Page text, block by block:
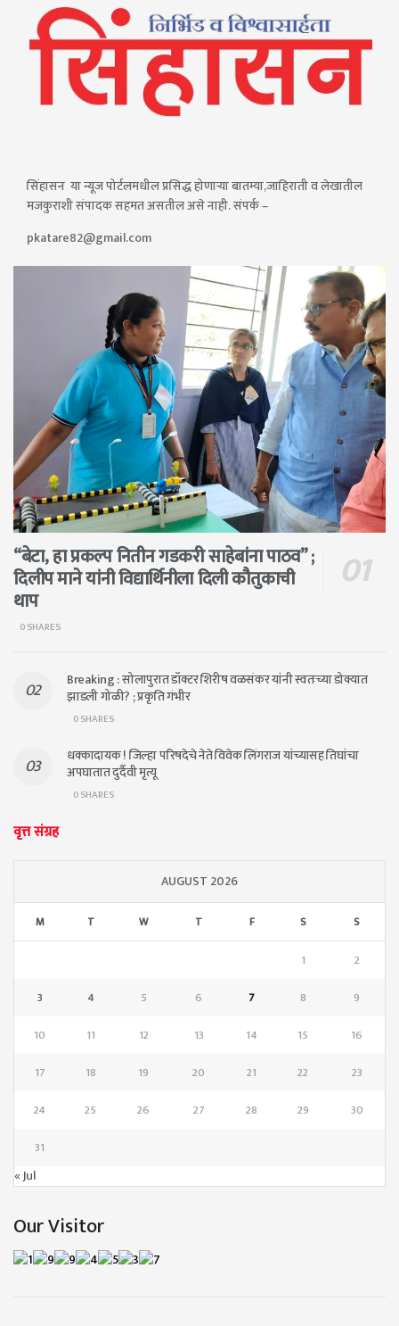
सिंहासन या न्यूज पोर्टलमधील प्रसिद्ध होणाऱ्या बातम्या,जाहिराती व लेखातील
मजकुराशी संपादक सहमत असतील असे नाही. संपर्क –
pkatare82@gmail.com
“बेटा, हा प्रकल्प नितीन गडकरी साहेबांना पाठव” ;
दिलीप माने यांनी विद्यार्थिनीला दिली कौतुकाची
थाप
0 SHARES
Breaking : सोलापुरात डॉक्टर शिरीष वळसंकर यांनी स्वतःच्या डोक्यात
झाडली गोळी? ; प्रकृति गंभीर
0 SHARES
धक्कादायक ! जिल्हा परिषदेचे नेते विवेक लिंगराज यांच्यासह तिघांचा
अपघातात दुर्दैवी मृत्यू
0 SHARES
वृत्त संग्रह
AUGUST 2026
M T W T F S S
1
2
3
4 5 6 7 8
9
10
11 12 13 14 15
16
17
18 19 20 21 22
23
24
25 26 27 28 29
30
31
« Jul
Our Visitor